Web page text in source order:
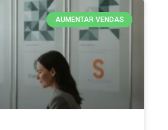
AUMENTAR VENDAS